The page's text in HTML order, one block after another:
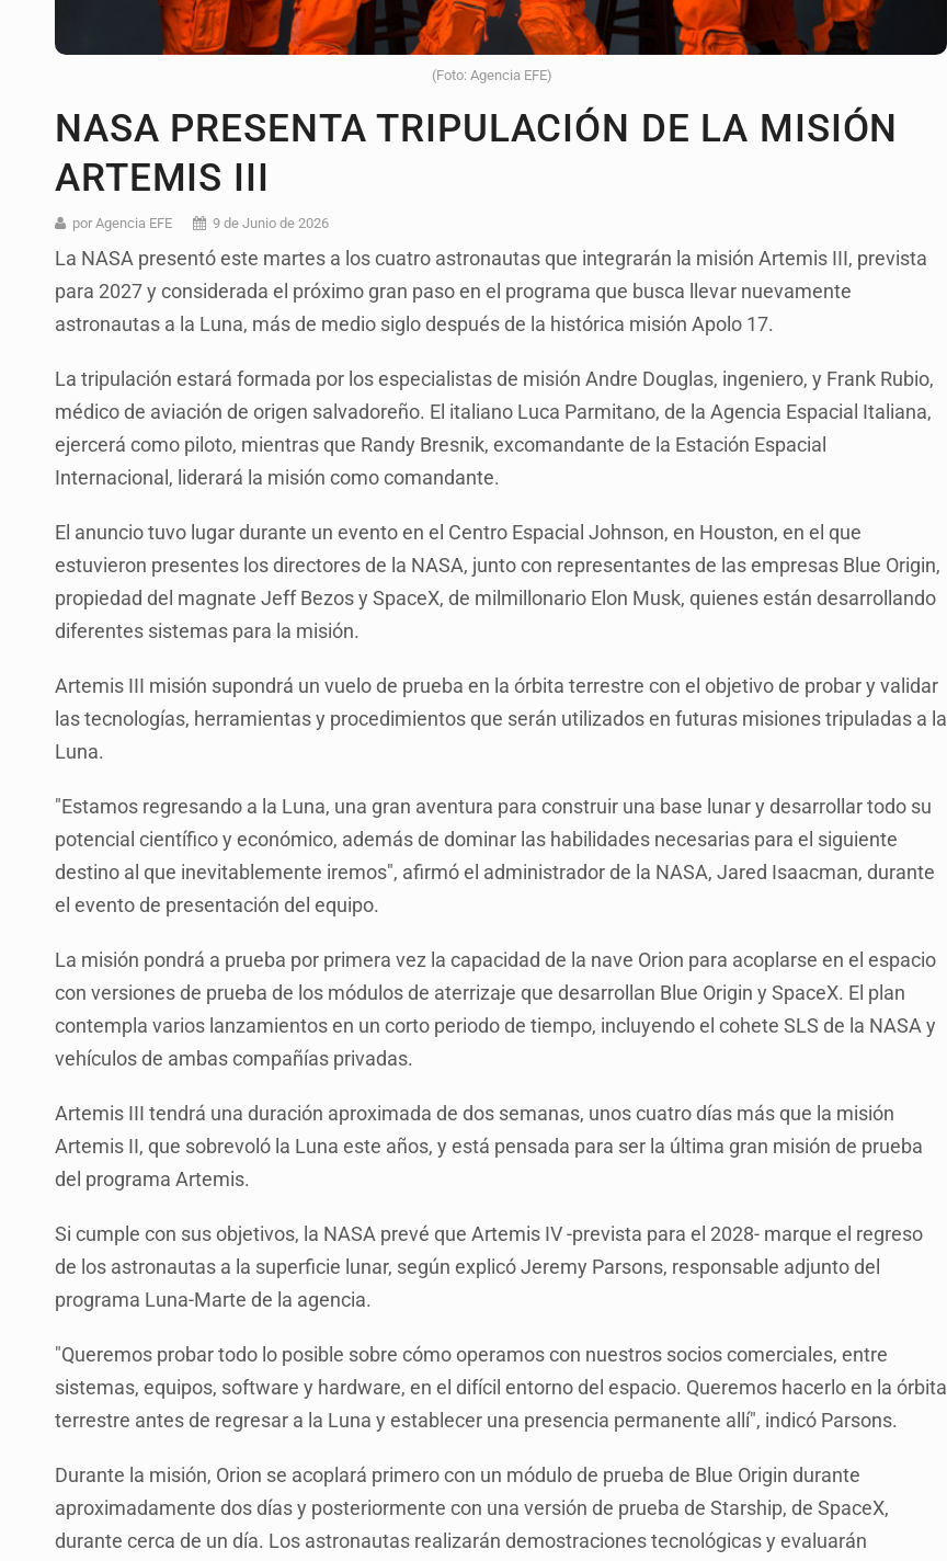
(Foto: Agencia EFE)
NASA PRESENTA TRIPULACIÓN DE LA MISIÓN
ARTEMIS III
por Agencia EFE 9 de Junio de 2026
La NASA presentó este martes a los cuatro astronautas que integrarán la misión Artemis III, prevista
para 2027 y considerada el próximo gran paso en el programa que busca llevar nuevamente
astronautas a la Luna, más de medio siglo después de la histórica misión Apolo 17.
La tripulación estará formada por los especialistas de misión Andre Douglas, ingeniero, y Frank Rubio,
médico de aviación de origen salvadoreño. El italiano Luca Parmitano, de la Agencia Espacial Italiana,
ejercerá como piloto, mientras que Randy Bresnik, excomandante de la Estación Espacial
Internacional, liderará la misión como comandante.
El anuncio tuvo lugar durante un evento en el Centro Espacial Johnson, en Houston, en el que
estuvieron presentes los directores de la NASA, junto con representantes de las empresas Blue Origin,
propiedad del magnate Jeff Bezos y SpaceX, de milmillonario Elon Musk, quienes están desarrollando
diferentes sistemas para la misión.
Artemis III misión supondrá un vuelo de prueba en la órbita terrestre con el objetivo de probar y validar
las tecnologías, herramientas y procedimientos que serán utilizados en futuras misiones tripuladas a la
Luna.
"Estamos regresando a la Luna, una gran aventura para construir una base lunar y desarrollar todo su
potencial científico y económico, además de dominar las habilidades necesarias para el siguiente
destino al que inevitablemente iremos", afirmó el administrador de la NASA, Jared Isaacman, durante
el evento de presentación del equipo.
La misión pondrá a prueba por primera vez la capacidad de la nave Orion para acoplarse en el espacio
con versiones de prueba de los módulos de aterrizaje que desarrollan Blue Origin y SpaceX. El plan
contempla varios lanzamientos en un corto periodo de tiempo, incluyendo el cohete SLS de la NASA y
vehículos de ambas compañías privadas.
Artemis III tendrá una duración aproximada de dos semanas, unos cuatro días más que la misión
Artemis II, que sobrevoló la Luna este años, y está pensada para ser la última gran misión de prueba
del programa Artemis.
Si cumple con sus objetivos, la NASA prevé que Artemis IV -prevista para el 2028- marque el regreso
de los astronautas a la superficie lunar, según explicó Jeremy Parsons, responsable adjunto del
programa Luna-Marte de la agencia.
"Queremos probar todo lo posible sobre cómo operamos con nuestros socios comerciales, entre
sistemas, equipos, software y hardware, en el difícil entorno del espacio. Queremos hacerlo en la órbita
terrestre antes de regresar a la Luna y establecer una presencia permanente allí", indicó Parsons.
Durante la misión, Orion se acoplará primero con un módulo de prueba de Blue Origin durante
aproximadamente dos días y posteriormente con una versión de prueba de Starship, de SpaceX,
durante cerca de un día. Los astronautas realizarán demostraciones tecnológicas y evaluarán